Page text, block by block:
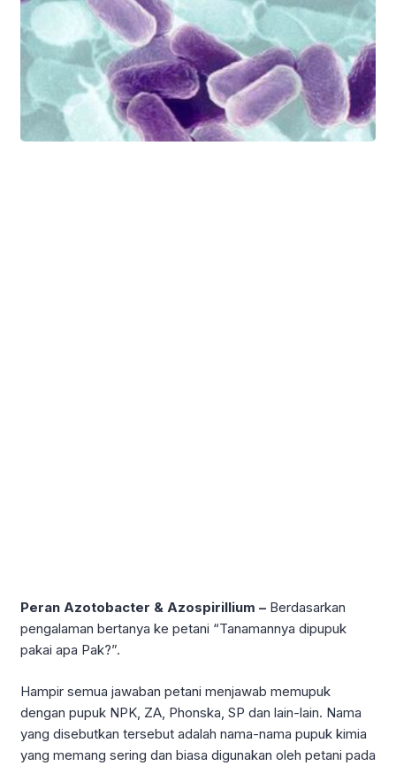
Peran Azotobacter & Azospirillium – Berdasarkan
pengalaman bertanya ke petani “Tanamannya dipupuk
pakai apa Pak?”.
Hampir semua jawaban petani menjawab memupuk
dengan pupuk NPK, ZA, Phonska, SP dan lain-lain. Nama
yang disebutkan tersebut adalah nama-nama pupuk kimia
yang memang sering dan biasa digunakan oleh petani pada